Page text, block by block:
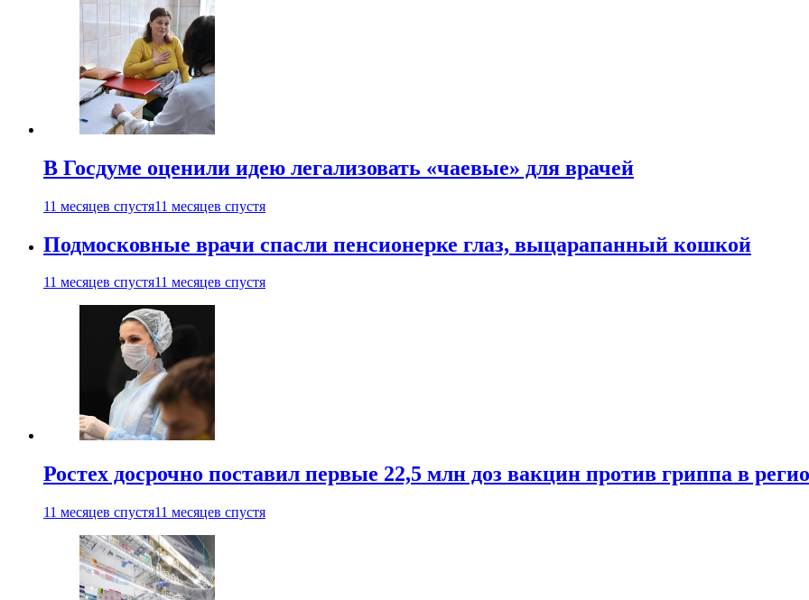
В Госдуме оценили идею легализовать «чаевые» для врачей
11 месяцев спустя11 месяцев спустя
Подмосковные врачи спасли пенсионерке глаз, выцарапанный кошкой
11 месяцев спустя11 месяцев спустя
Ростех досрочно поставил первые 22,5 млн доз вакцин против гриппа в
11 месяцев спустя11 месяцев спустя